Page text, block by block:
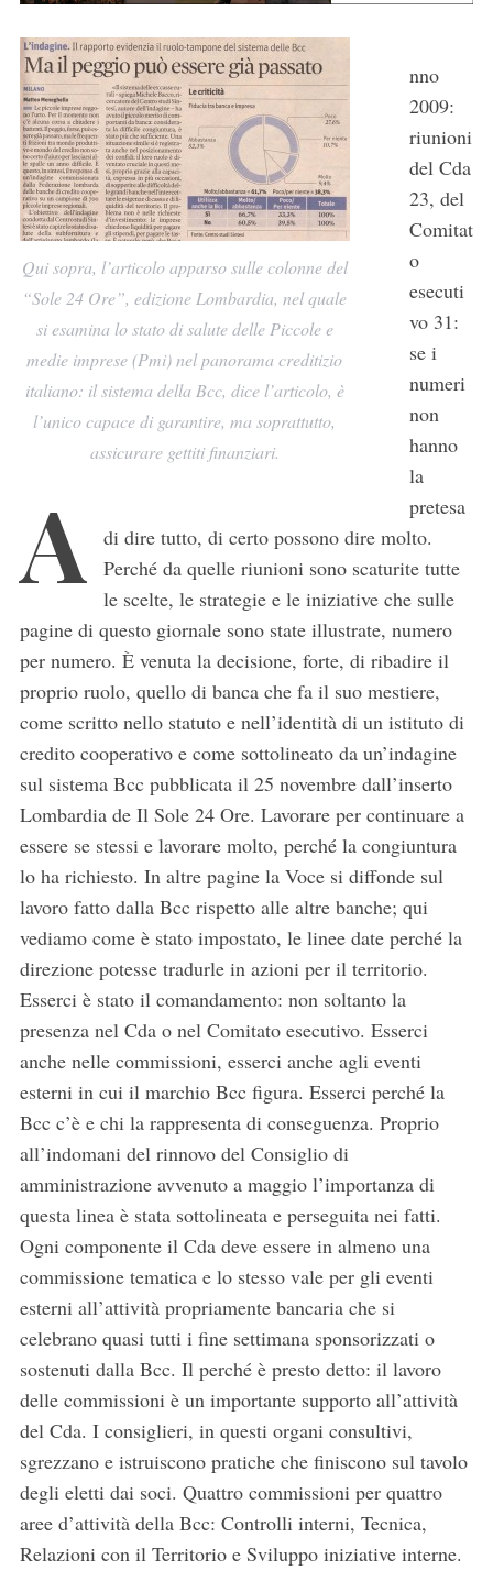
Qui sopra, l’articolo apparso sulle colonne del
“Sole 24 Ore”, edizione Lombardia, nel quale
si esamina lo stato di salute delle Piccole e
medie imprese (Pmi) nel panorama creditizio
italiano: il sistema della Bcc, dice l’articolo, è
l’unico capace di garantire, ma soprattutto,
assicurare gettiti finanziari.
A
nno
2009:
riunioni
del Cda
23, del
Comitat
o
esecuti
vo 31:
se i
numeri
non
hanno
la
pretesa
di dire tutto, di certo possono dire molto.
Perché da quelle riunioni sono scaturite tutte
le scelte, le strategie e le iniziative che sulle
pagine di questo giornale sono state illustrate, numero
per numero. È venuta la decisione, forte, di ribadire il
proprio ruolo, quello di banca che fa il suo mestiere,
come scritto nello statuto e nell’identità di un istituto di
credito cooperativo e come sottolineato da un’indagine
sul sistema Bcc pubblicata il 25 novembre dall’inserto
Lombardia de Il Sole 24 Ore. Lavorare per continuare a
essere se stessi e lavorare molto, perché la congiuntura
lo ha richiesto. In altre pagine la Voce si diffonde sul
lavoro fatto dalla Bcc rispetto alle altre banche; qui
vediamo come è stato impostato, le linee date perché la
direzione potesse tradurle in azioni per il territorio.
Esserci è stato il comandamento: non soltanto la
presenza nel Cda o nel Comitato esecutivo. Esserci
anche nelle commissioni, esserci anche agli eventi
esterni in cui il marchio Bcc figura. Esserci perché la
Bcc c’è e chi la rappresenta di conseguenza. Proprio
all’indomani del rinnovo del Consiglio di
amministrazione avvenuto a maggio l’importanza di
questa linea è stata sottolineata e perseguita nei fatti.
Ogni componente il Cda deve essere in almeno una
commissione tematica e lo stesso vale per gli eventi
esterni all’attività propriamente bancaria che si
celebrano quasi tutti i fine settimana sponsorizzati o
sostenuti dalla Bcc. Il perché è presto detto: il lavoro
delle commissioni è un importante supporto all’attività
del Cda. I consiglieri, in questi organi consultivi,
sgrezzano e istruiscono pratiche che finiscono sul tavolo
degli eletti dai soci. Quattro commissioni per quattro
aree d’attività della Bcc: Controlli interni, Tecnica,
Relazioni con il Territorio e Sviluppo iniziative interne.